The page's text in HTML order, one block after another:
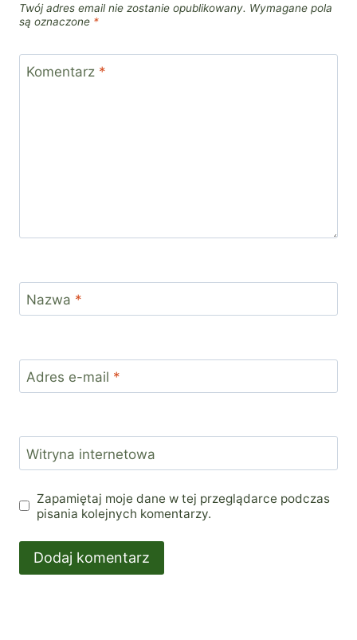
Twój adres email nie zostanie opublikowany. Wymagane pola
są oznaczone *
Komentarz *
Nazwa *
Adres e-mail *
Witryna internetowa
Zapamiętaj moje dane w tej przeglądarce podczas
pisania kolejnych komentarzy.